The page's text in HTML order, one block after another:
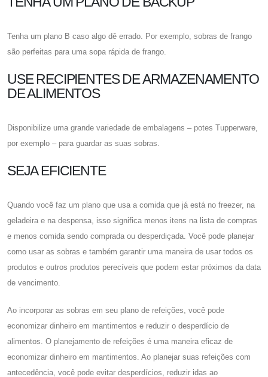
Tenha um plano B caso algo dê errado. Por exemplo, sobras de frango
são perfeitas para uma sopa rápida de frango.
USE RECIPIENTES DE ARMAZENAMENTO
DE ALIMENTOS
Disponibilize uma grande variedade de embalagens – potes Tupperware,
por exemplo – para guardar as suas sobras.
SEJA EFICIENTE
Quando você faz um plano que usa a comida que já está no freezer, na
geladeira e na despensa, isso significa menos itens na lista de compras
e menos comida sendo comprada ou desperdiçada. Você pode planejar
como usar as sobras e também garantir uma maneira de usar todos os
produtos e outros produtos perecíveis que podem estar próximos da data
de vencimento.
Ao incorporar as sobras em seu plano de refeições, você pode
economizar dinheiro em mantimentos e reduzir o desperdício de
alimentos. O planejamento de refeições é uma maneira eficaz de
economizar dinheiro em mantimentos. Ao planejar suas refeições com
antecedência, você pode evitar desperdícios, reduzir idas ao